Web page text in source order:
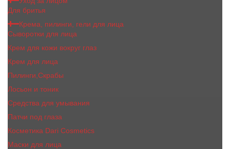
Для бритья
Крема, пилинги, гели для лица
Сыворотки для лица
Крем для кожи вокруг глаз
Крем для лица
Пилинги,Скрабы
Лосьон и тоник
Средства для умывания
Патчи под глаза
Косметика Dari Cosmetics
Маски для лица